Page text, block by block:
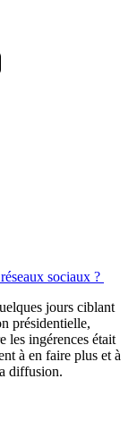
sociaux ?
jours ciblant
présidentielle,
les ingérences était
à en faire plus et à
diffusion.